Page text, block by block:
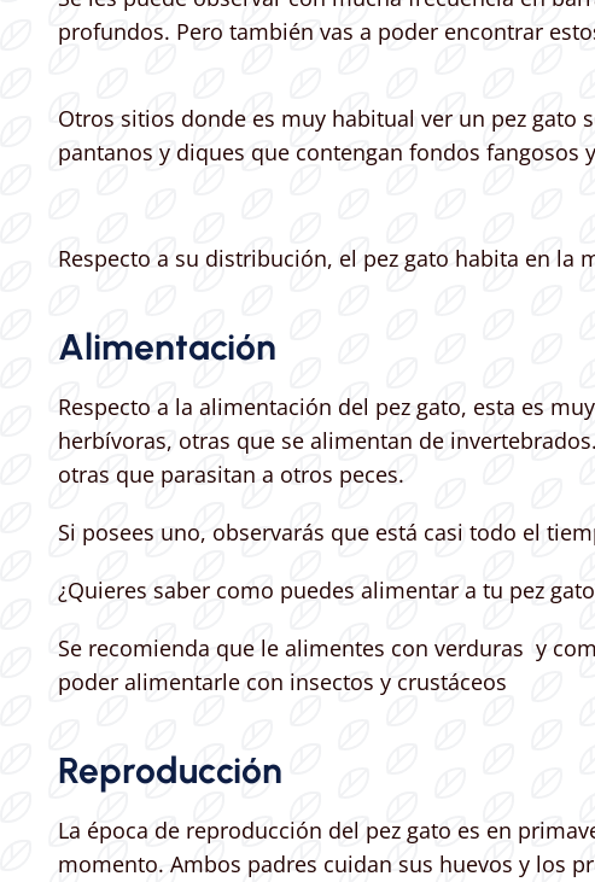
profundos. Pero también vas a poder encontrar
Otros sitios donde es muy habitual ver un pez gato
pantanos y diques que contengan fondos fangosos
Respecto a su distribución, el pez gato habita en la
Alimentación
Respecto a la alimentación del pez gato, esta es
herbívoras, otras que se alimentan de
otras que parasitan a otros peces.
Si posees uno, observarás que está casi todo el
¿Quieres saber como puedes alimentar a tu pez
Se recomienda que le alimentes con verduras y
poder alimentarle con insectos y crustáceos
Reproducción
La época de reproducción del pez gato es en
momento. Ambos padres cuidan sus huevos y los